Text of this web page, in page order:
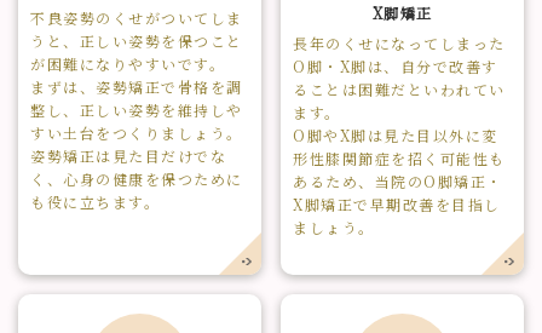
不良姿勢のくせがついてしま
うと、正しい姿勢を保つこと
が困難になりやすいです。
まずは、姿勢矯正で骨格を調
整し、正しい姿勢を維持しや
すい土台をつくりましょう。
姿勢矯正は見た目だけでな
く、心身の健康を保つために
も役に立ちます。
X脚矯正
長年のくせになってしまった
O脚・X脚は、自分で改善す
ることは困難だといわれてい
ます。
O脚やX脚は見た目以外に変
形性膝関節症を招く可能性も
あるため、当院のO脚矯正・
X脚矯正で早期改善を目指し
ましょう。